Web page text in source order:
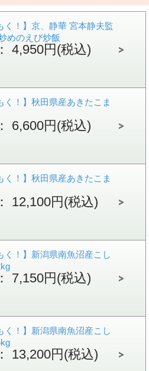
く！】京、静華 宮本静夫監
めのえび炒飯
4,950円(税込)
く！】秋田県産あきたこま
6,600円(税込)
く！】秋田県産あきたこま
12,100円(税込)
く！】新潟県南魚沼産こし
7,150円(税込)
く！】新潟県南魚沼産こし
13,200円(税込)